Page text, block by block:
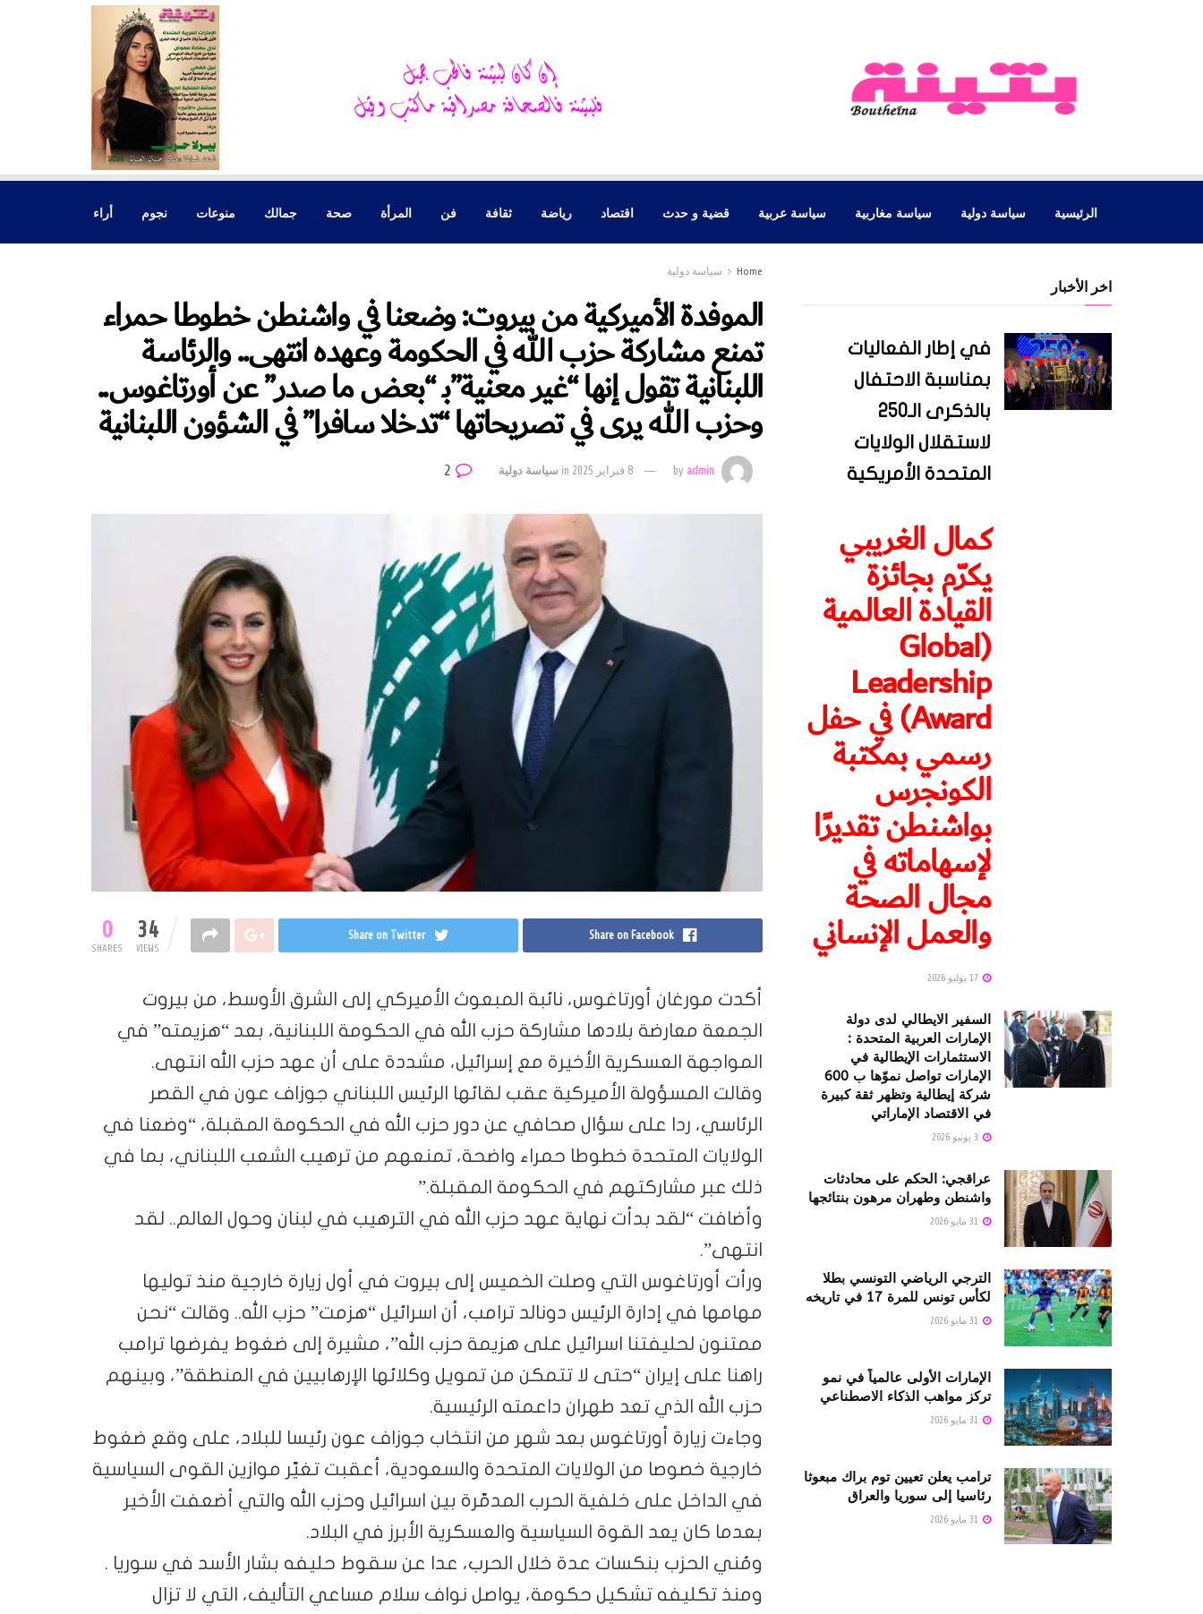
الرئيسية سياسة دولية سياسة مغاربية سياسة عربية قضية و حدث اقتصاد رياضة ثقافة فن المرأة صحة جمالك منوعات نجوم أراء
Home سياسة دولية
الموفدة الأميركية من بيروت: وضعنا في واشنطن خطوطا حمراء
تمنع مشاركة حزب الله في الحكومة وعهده انتهى.. والرئاسة
اللبنانية تقول إنها “غير معنية”بـ “بعض ما صدر” عن أورتاغوس..
وحزب الله يرى في تصريحاتها “تدخلا سافرا” في الشؤون اللبنانية
byadmin 8 فبراير 2025 inسياسة دولية
0
SHARES 34
VIEWS
Share on Facebook
Share on Twitter
أكدت مورغان أورتاغوس، نائبة المبعوث الأميركي إلى الشرق الأوسط، من بيروت
الجمعة معارضة بلادها مشاركة حزب الله في الحكومة اللبنانية، بعد “هزيمته” في
المواجهة العسكرية الأخيرة مع إسرائيل، مشددة على أن عهد حزب الله انتهى.
وقالت المسؤولة الأميركية عقب لقائها الرئيس اللبناني جوزاف عون في القصر
الرئاسي، ردا على سؤال صحافي عن دور حزب الله في الحكومة المقبلة، “وضعنا في
الولايات المتحدة خطوطا حمراء واضحة، تمنعهم من ترهيب الشعب اللبناني، بما في
ذلك عبر مشاركتهم في الحكومة المقبلة.”
وأضافت “لقد بدأت نهاية عهد حزب الله في الترهيب في لبنان وحول العالم.. لقد
انتهى”.
ورأت أورتاغوس التي وصلت الخميس إلى بيروت في أول زيارة خارجية منذ توليها
مهامها في إدارة الرئيس دونالد ترامب، أن اسرائيل “هزمت” حزب الله.. وقالت “نحن
ممتنون لحليفتنا اسرائيل على هزيمة حزب الله”، مشيرة إلى ضغوط يفرضها ترامب
راهنا على إيران “حتى لا تتمكن من تمويل وكلائها الإرهابيين في المنطقة”، وبينهم
حزب الله الذي تعد طهران داعمته الرئيسية.
وجاءت زيارة أورتاغوس بعد شهر من انتخاب جوزاف عون رئيسا للبلاد، على وقع ضغوط
خارجية خصوصا من الولايات المتحدة والسعودية، أعقبت تغيّر موازين القوى السياسية
في الداخل على خلفية الحرب المدمّرة بين اسرائيل وحزب الله والتي أضعفت الأخير
بعدما كان يعد القوة السياسية والعسكرية الأبرز في البلاد.
ومُني الحزب بنكسات عدة خلال الحرب، عدا عن سقوط حليفه بشار الأسد في سوريا .
ومنذ تكليفه تشكيل حكومة، يواصل نواف سلام مساعي التأليف، التي لا تزال
اخر الأخبار
في إطار الفعاليات
بمناسبة الاحتفال
بالذكرى الـ250
لاستقلال الولايات
المتحدة الأمريكية
كمال الغريبي
يكرّم بجائزة
القيادة العالمية
(Global
Leadership
Award) في حفل
رسمي بمكتبة
الكونجرس
بواشنطن تقديرًا
لإسهاماته في
مجال الصحة
والعمل الإنساني
السفير الايطالي لدى دولة
الإمارات العربية المتحدة :
الاستثمارات الإيطالية في
الإمارات تواصل نموّها ب 600
شركة إيطالية وتظهر ثقة كبيرة
في الاقتصاد الإماراتي
عراقجي: الحكم على محادثات
واشنطن وطهران مرهون بنتائجها
الترجي الرياضي التونسي بطلا
لكأس تونس للمرة 17 في تاريخه
الإمارات الأولى عالمياً في نمو
تركز مواهب الذكاء الاصطناعي
ترامب يعلن تعيين توم براك مبعوثا
رئاسيا إلى سوريا والعراق